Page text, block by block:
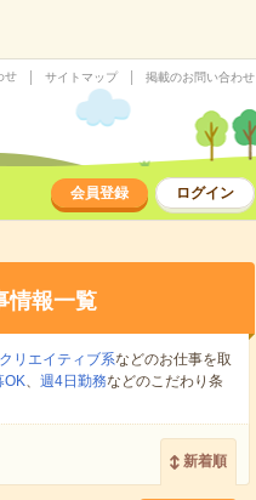
せ サイトマップ 掲載のお問い合わせ
会員登録 ログイン
情報一覧
クリエイティブ系などのお仕事を取
OK、 週4日勤務などのこだわり条
新着順